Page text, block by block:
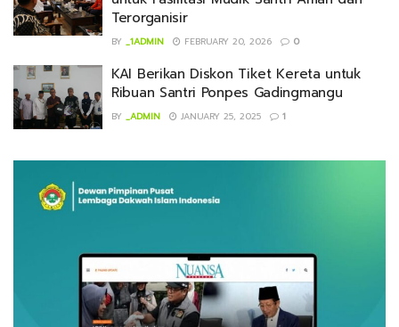
Terorganisir
BY _1ADMIN FEBRUARY 20, 2026 0
KAI Berikan Diskon Tiket Kereta untuk
Ribuan Santri Ponpes Gadingmangu
BY _ADMIN JANUARY 25, 2025 1